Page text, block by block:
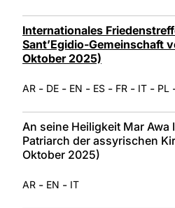
Internationales
Sant’Egidio-Gemeinschaft
Oktober 2025)
AR - DE - EN - ES - FR - IT - PL
An seine Heiligkeit Mar Awa
Patriarch der assyrischen
Oktober 2025)
AR - EN - IT